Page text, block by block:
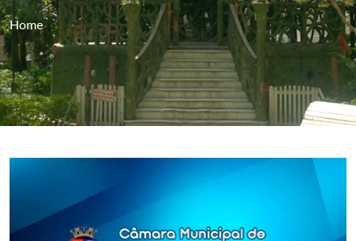
Home